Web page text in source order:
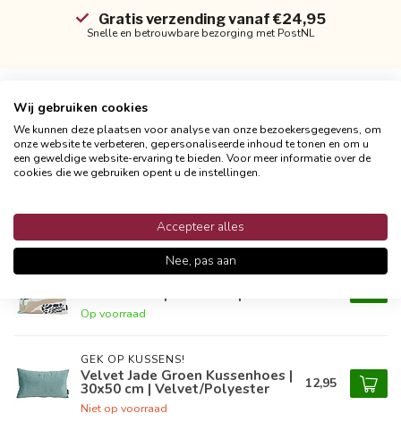
Gratis verzending vanaf €24,95
Snelle en betrouwbare bezorging met PostNL
Productomschrijving
Reviews
Gerelateerde producten
GEK OP KUSSENS!
Abstract Summer #4 - Outdoor
Op voorraad
GEK OP KUSSENS!
Velvet Jade Groen Kussenhoes |
30x50 cm | Velvet/Polyester
Niet op voorraad
12,95
Wij gebruiken cookies
We kunnen deze plaatsen voor analyse van onze bezoekersgegevens, om
onze website te verbeteren, gepersonaliseerde inhoud te tonen en om u
een geweldige website-ervaring te bieden. Voor meer informatie over de
cookies die we gebruiken opent u de instellingen.
Accepteer alles
Nee, pas aan